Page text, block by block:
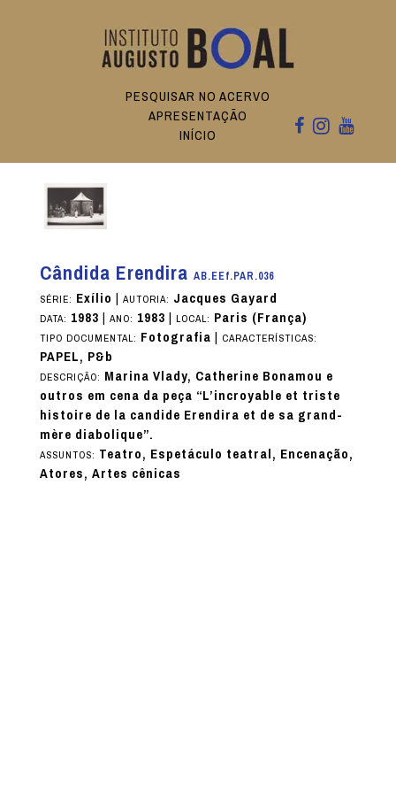
PESQUISAR NO ACERVO
APRESENTAÇÃO
INÍCIO
Cândida Erendira AB.EEf.PAR.036
SÉRIE: Exílio | AUTORIA: Jacques Gayard
DATA: 1983| ANO: 1983| LOCAL: Paris (França)
TIPO DOCUMENTAL: Fotografia| CARACTERÍSTICAS:
PAPEL, P&b
DESCRIÇÃO: Marina Vlady, Catherine Bonamou e
outros em cena da peça “L’incroyable et triste
histoire de la candide Erendira et de sa grand-
mère diabolique”.
ASSUNTOS: Teatro, Espetáculo teatral, Encenação,
Atores, Artes cênicas